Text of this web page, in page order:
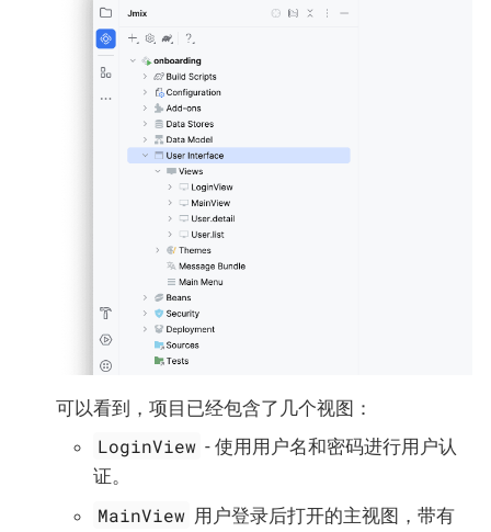
可以看到，项目已经包含了几个视图：
LoginView - 使用用户名和密码进行用户认
证。
MainView 用户登录后打开的主视图，带有